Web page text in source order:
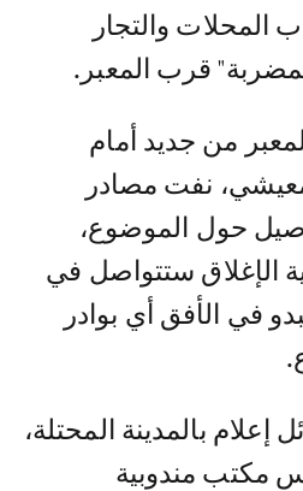
المحلات والتجار
قرب المعبر.
من جديد أمام
نفت مصادر
حول الموضوع،
الإغلاق ستتواصل في
في الأفق أي بوادر
بالمدينة المحتلة،
مكتب مندوبية